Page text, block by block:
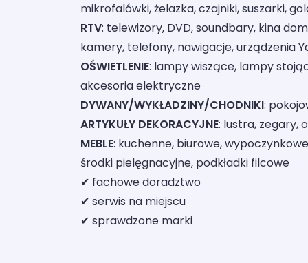
mikrofalówki, żelazka, czajniki, suszarki,
RTV: telewizory, DVD, soundbary, kina
kamery, telefony, nawigacje, urządzenia
OŚWIETLENIE: lampy wiszące, lampy
akcesoria elektryczne
DYWANY/WYKŁADZINY/CHODNIKI:
ARTYKUŁY DEKORACYJNE: lustra, zegary,
MEBLE: kuchenne, biurowe,
środki pielęgnacyjne, podkładki filcowe
✔ fachowe doradztwo
✔ serwis na miejscu
✔ sprawdzone marki